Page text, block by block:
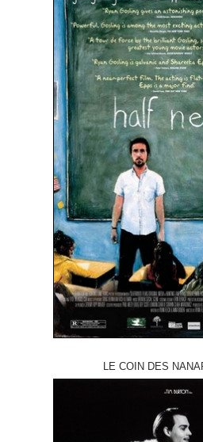
LE COIN DES